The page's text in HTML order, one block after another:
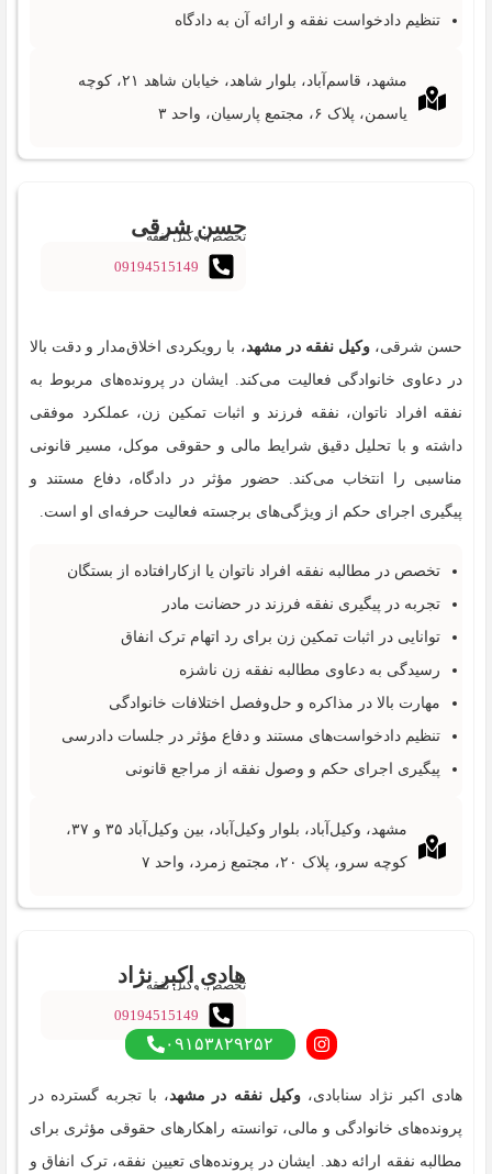
تنظیم دادخواست نفقه و ارائه آن به دادگاه
مشهد، قاسم‌آباد، بلوار شاهد، خیابان شاهد ۲۱، کوچه
یاسمن، پلاک ۶، مجتمع پارسیان، واحد ۳
حسن شرقی
تخصص: وکیل نفقه
09194515149
حسن شرقی،وکیل نفقه در مشهد، با رویکردی اخلاق‌مدار و دقت بالا
در دعاوی خانوادگی فعالیت می‌کند. ایشان در پرونده‌های مربوط به
نفقه افراد ناتوان، نفقه فرزند و اثبات تمکین زن، عملکرد موفقی
داشته و با تحلیل دقیق شرایط مالی و حقوقی موکل، مسیر قانونی
مناسبی را انتخاب می‌کند. حضور مؤثر در دادگاه، دفاع مستند و
پیگیری اجرای حکم از ویژگی‌های برجسته فعالیت حرفه‌ای او است.
تخصص در مطالبه نفقه افراد ناتوان یا ازکارافتاده از بستگان
تجربه در پیگیری نفقه فرزند در حضانت مادر
توانایی در اثبات تمکین زن برای رد اتهام ترک انفاق
رسیدگی به دعاوی مطالبه نفقه زن ناشزه
مهارت بالا در مذاکره و حل‌وفصل اختلافات خانوادگی
تنظیم دادخواست‌های مستند و دفاع مؤثر در جلسات دادرسی
پیگیری اجرای حکم و وصول نفقه از مراجع قانونی
مشهد، وکیل‌آباد، بلوار وکیل‌آباد، بین وکیل‌آباد ۳۵ و ۳۷،
کوچه سرو، پلاک ۲۰، مجتمع زمرد، واحد ۷
هادی اکبر نژاد
سنابادی‌
تخصص: وکیل نفقه
09194515149
هادی اکبر نژاد سنابادی‌،وکیل نفقه در مشهد، با تجربه گسترده در
پرونده‌های خانوادگی و مالی، توانسته راهکارهای حقوقی مؤثری برای
مطالبه نفقه ارائه دهد. ایشان در پرونده‌های تعیین نفقه، ترک انفاق و
۰۹۱۵۳۸۲۹۲۵۲